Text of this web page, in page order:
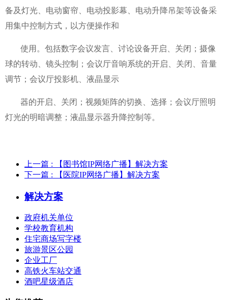
备及灯光、电动窗帘、电动投影幕、电动升降吊架等设备采
用集中控制方式，以方便操作和
使用。包括数字会议发言、讨论设备开启、关闭；摄像
球的转动、镜头控制；会议厅音响系统的开启、关闭、音量
调节；会议厅投影机、液晶显示
器的开启、关闭；视频矩阵的切换、选择；会议厅照明
灯光的明暗调整；液晶显示器升降控制等。
上一篇 : 【图书馆IP网络广播】解决方案
下一篇 : 【医院IP网络广播】解决方案
解决方案
政府机关单位
学校教育机构
住宅商场写字楼
旅游景区公园
企业工厂
高铁火车站交通
酒吧星级酒店